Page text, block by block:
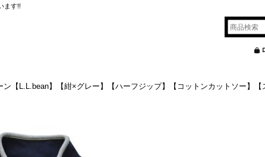
ます!!
ン【L.L.bean】【紺×グレー】【ハーフジップ】【コットンカットソー】【